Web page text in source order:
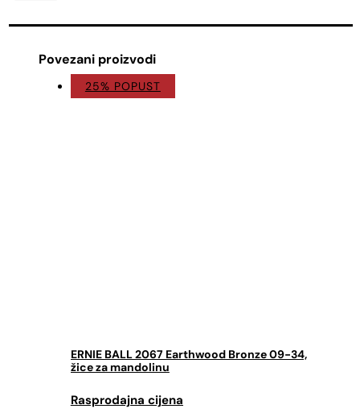
Povezani proizvodi
25% POPUST
ERNIE BALL 2067 Earthwood Bronze 09-34,
žice za mandolinu
Izvorna
Trenutna